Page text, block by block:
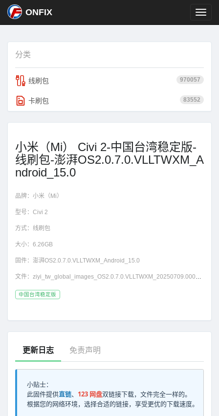
ONFIX
分类
970057
线刷包
83552
卡刷包
小米（Mi） Civi 2-中国台湾稳定版-
线刷包-澎湃OS2.0.7.0.VLLTWXM_A
ndroid_15.0
品牌： 小米（Mi）
型号： Civi 2
方式： 线刷包
大小： 6.26GB
固件： 澎湃OS2.0.7.0.VLLTWXM_Android_15.0
文件： ziyi_tw_global_images_OS2.0.7.0.VLLTWXM_20250709.0000.00_15.0_tw_b9df5d4025.tgz
中国台湾稳定版
更新日志 免责声明
小贴士：
此固件提供直链、 123 网盘双链接下载，文件完全一样的。
根据您的网络环境，选择合适的链接，享受更优的下载速度。